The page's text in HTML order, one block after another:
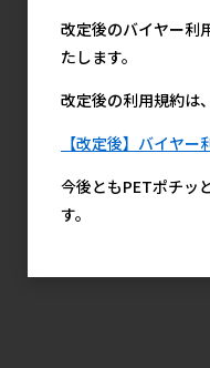
［ペッツルート］カシャカシャ
じゃれる 金魚
改定後のバイヤー利
たします。
改定後の利用規約は
【改定後】バイヤー
今後ともPETポチッ
す。